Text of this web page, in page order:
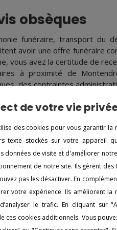
obsèques
funéraire, transport du
avoir une offre funéraire
vous avez la certitude de
à proximité de
des contraintes
motifs pour
votre famille en finançant
seront respectées au
des offres de
stèles funéraires. Vous
que vous fassiez le bon choix
de votre vie
des cookies pour vous garantir la
texte stockés sur votre appareil
données de visite et d'améliorer
de notre site. Ils gèrent
pas les désactiver. En
votre expérience. Ils améliorent la
le trafic. En cliquant sur
ces cookies additionnels. Vous